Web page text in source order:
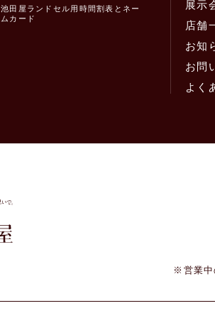
池田屋ランドセル用時間割表とネー
ムカード
展示
店舗
お知
お問
よく
※営業中